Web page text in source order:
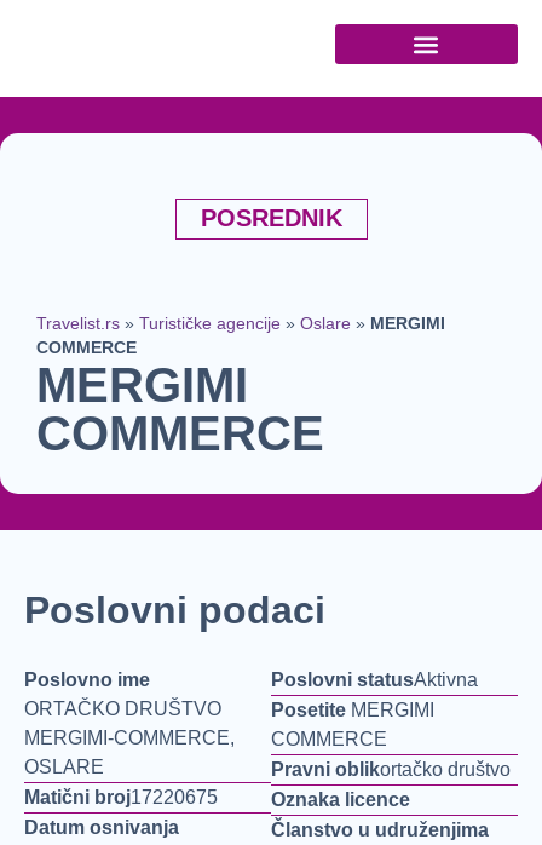
POSREDNIK
Travelist.rs » Turističke agencije » Oslare » MERGIMI
COMMERCE
MERGIMI
COMMERCE
Poslovni podaci
Poslovno ime
ORTAČKO DRUŠTVO
MERGIMI-COMMERCE,
OSLARE
Matični broj17220675
Datum osnivanja
Poslovni statusAktivna
Posetite MERGIMI
COMMERCE
Pravni oblikortačko društvo
Oznaka licence
Članstvo u udruženjima